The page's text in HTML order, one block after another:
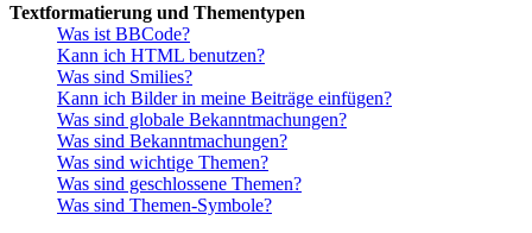
Textformatierung und Thementypen
Was ist BBCode?
Kann ich HTML benutzen?
Was sind Smilies?
Kann ich Bilder in meine Beiträge einfügen?
Was sind globale Bekanntmachungen?
Was sind Bekanntmachungen?
Was sind wichtige Themen?
Was sind geschlossene Themen?
Was sind Themen-Symbole?